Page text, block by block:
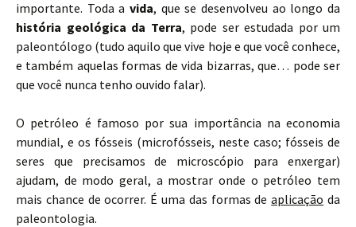
importante. Toda a vida, que se desenvolveu ao longo da
história geológica da Terra, pode ser estudada por um
paleontólogo (tudo aquilo que vive hoje e que você conhece,
e também aquelas formas de vida bizarras, que… pode ser
que você nunca tenho ouvido falar).
O petróleo é famoso por sua importância na economia
mundial, e os fósseis (microfósseis, neste caso; fósseis de
seres que precisamos de microscópio para enxergar)
ajudam, de modo geral, a mostrar onde o petróleo tem
mais chance de ocorrer. É uma das formas deaplicação da
paleontologia.